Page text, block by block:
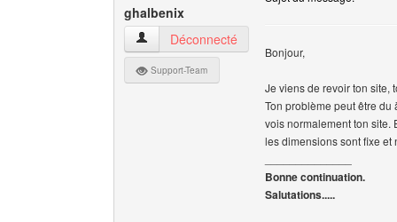
ghalbenix
ghalbenix Voir le profil de l'utilisateur
Déconnecté
Support-Team
Bonjour,
Je viens de revoir ton site,
Ton problème peut être
vois normalement ton site.
les dimensions sont fixe
Bonne continuation.
Salutations.....